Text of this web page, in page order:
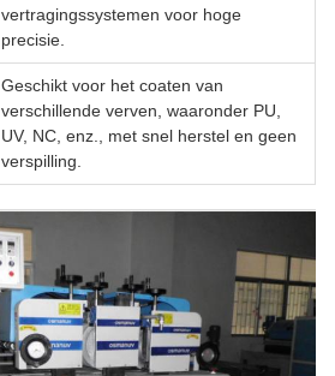
vertragingssystemen voor hoge
precisie.
Geschikt voor het coaten van
verschillende verven, waaronder PU,
UV, NC, enz., met snel herstel en geen
verspilling.